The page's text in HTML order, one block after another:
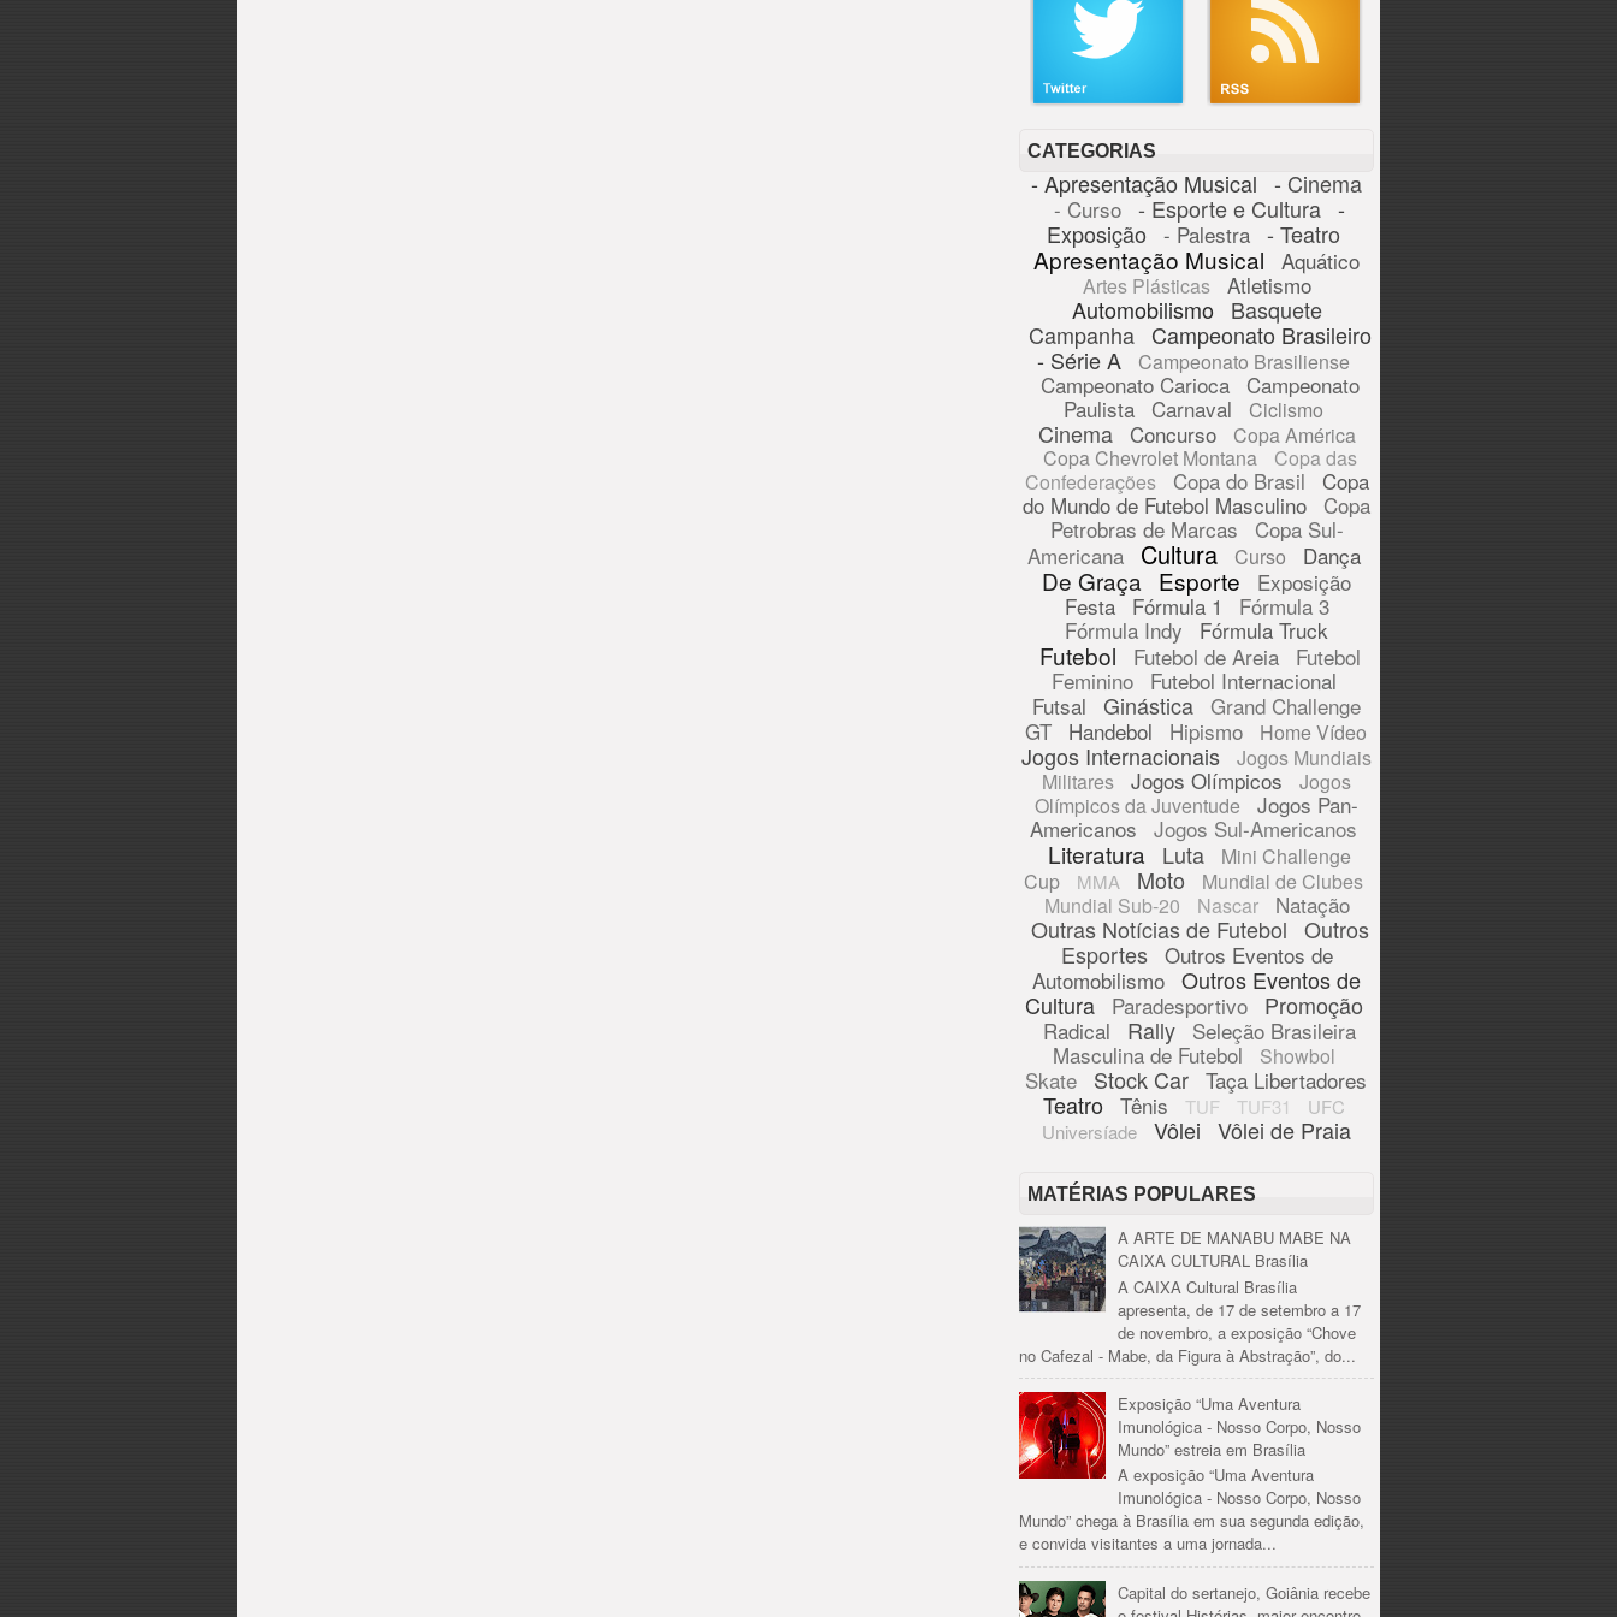
CATEGORIAS
- Apresentação Musical - Cinema
- Curso - Esporte e Cultura -
Exposição - Palestra - Teatro
Apresentação Musical Aquático
Artes Plásticas Atletismo
Automobilismo
Basquete
Campanha Campeonato Brasileiro
- Série A
Campeonato Brasiliense
Campeonato Carioca
Campeonato
Paulista Carnaval Ciclismo
Cinema Concurso
Copa América
Copa Chevrolet Montana
Copa das
Confederações
Copa do Brasil Copa
do Mundo de Futebol Masculino Copa
Petrobras de Marcas
Copa Sul-
Americana
Cultura Curso Dança
De Graça Esporte
Exposição
Festa
Fórmula 1
Fórmula 3
Fórmula Indy
Fórmula Truck
Futebol Futebol de Areia
Futebol
Feminino
Futebol Internacional
Futsal Ginástica Grand Challenge
GT Handebol Hipismo Home Vídeo
Jogos Internacionais
Jogos Mundiais
Militares
Jogos Olímpicos
Jogos
Olímpicos da Juventude
Jogos Pan-
Americanos Jogos Sul-Americanos
Literatura Luta
Mini Challenge
Cup
MMA Moto
Mundial de Clubes
Mundial Sub-20
Nascar Natação
Outras Notícias de Futebol Outros
Esportes Outros Eventos de
Automobilismo Outros Eventos de
Cultura
Paradesportivo Promoção
Radical Rally Seleção Brasileira
Masculina de Futebol
Showbol
Skate Stock Car Taça Libertadores
Teatro Tênis TUF TUF31
UFC
Universíade
Vôlei Vôlei de Praia
MATÉRIAS POPULARES
A ARTE DE MANABU MABE NA
CAIXA CULTURAL Brasília
A CAIXA Cultural Brasília
apresenta, de 17 de setembro a 17
de novembro, a exposição “Chove
no Cafezal - Mabe, da Figura à Abstração”, do...
Exposição “Uma Aventura
Imunológica - Nosso Corpo, Nosso
Mundo” estreia em Brasília
A exposição “Uma Aventura
Imunológica - Nosso Corpo, Nosso
Mundo” chega à Brasília em sua segunda edição,
e convida visitantes a uma jornada...
Capital do sertanejo, Goiânia recebe